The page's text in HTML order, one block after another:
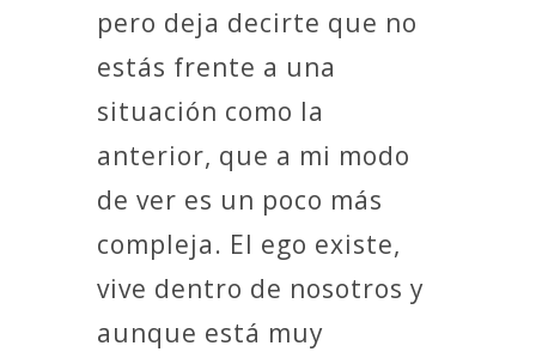
pero deja decirte que no
estás frente a una
situación como la
anterior, que a mi modo
de ver es un poco más
compleja. El ego existe,
vive dentro de nosotros y
aunque está muy